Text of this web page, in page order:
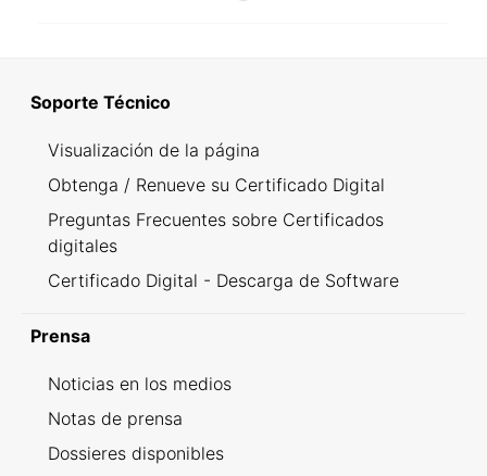
Soporte Técnico
Visualización de la página
Obtenga / Renueve su Certificado Digital
Preguntas Frecuentes sobre Certificados
digitales
Certificado Digital - Descarga de Software
Prensa
Noticias en los medios
Notas de prensa
Dossieres disponibles